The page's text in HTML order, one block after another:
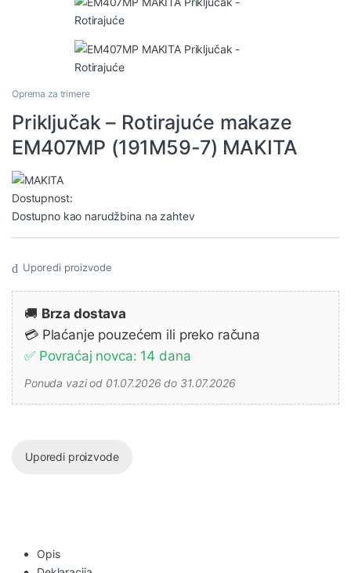
Oprema za trimere
Priključak – Rotirajuće makaze
EM407MP (191M59-7) MAKITA
Dostupnost:
Dostupno kao narudžbina na zahtev
Uporedi proizvode
🚚 Brza dostava
💳 Plaćanje pouzećem ili preko računa
✅ Povraćaj novca: 14 dana
Ponuda vazi od 01.07.2026 do 31.07.2026
Uporedi proizvode
Opis